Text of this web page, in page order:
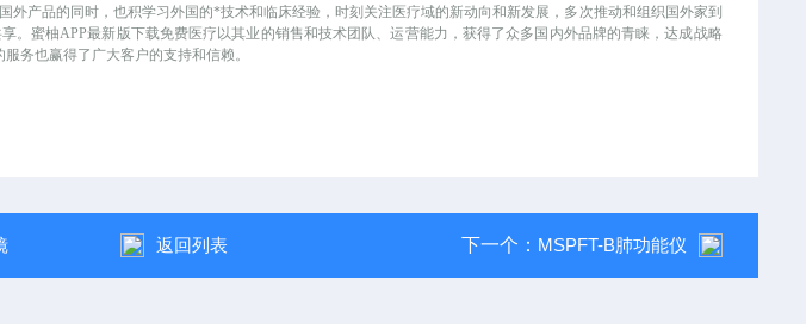
外产品的同时，也积学习外国的*技术和临床经验，时刻关注医疗域的新动向和新发展，多次推动和组织国外家到
。蜜柚APP最新版下载免费医疗以其业的销售和技术团队、运营能力，获得了众多国内外品牌的青睐，达成战略
务也赢得了广大客户的支持和信赖。
返回列表 下一个： MSPFT-B肺功能仪